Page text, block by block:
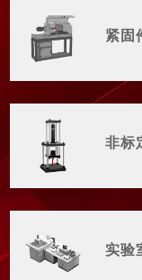
紧固
非标
实验